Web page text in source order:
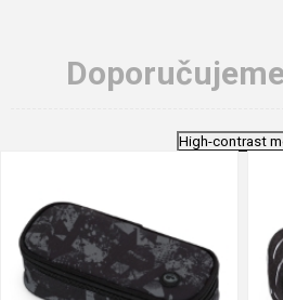
High-contrast